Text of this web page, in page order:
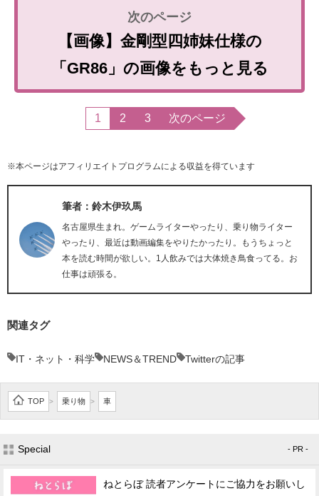
【画像】金剛型四姉妹仕様の
「GR86」の画像をもっと見る
1 2 3 次のページ
※本ページはアフィリエイトプログラムによる収益を得ています
筆者：鈴木伊玖馬
名古屋県生まれ。ゲームライターやったり、乗り物ライター
やったり、最近は動画編集をやりたかったり。もうちょっと
本を読む時間が欲しい。1人飲みでは大体焼き鳥食ってる。お
仕事は頑張る。
関連タグ
IT・ネット・科学 NEWS＆TREND Twitterの記事
TOP > 乗り物 > 車
Special - PR -
ねとらぼ 読者アンケートにご協力をお願いし